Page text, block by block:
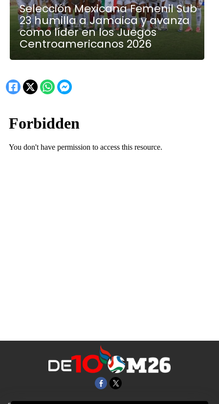
Selección Mexicana Femenil Sub
23 humilla a Jamaica y avanza
como líder en los Juegos
Centroamericanos 2026